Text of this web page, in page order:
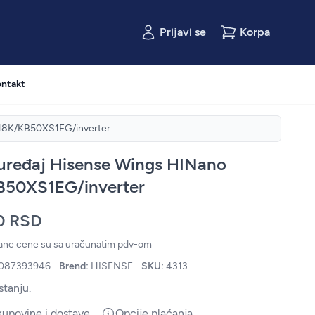
Prijavi se Korpa
KB50XS1EG/inverter
Hisense Wings HINano
inverter
RSD
cene su sa uračunatim pdv-om
Brend: HISENSE SKU: 4313